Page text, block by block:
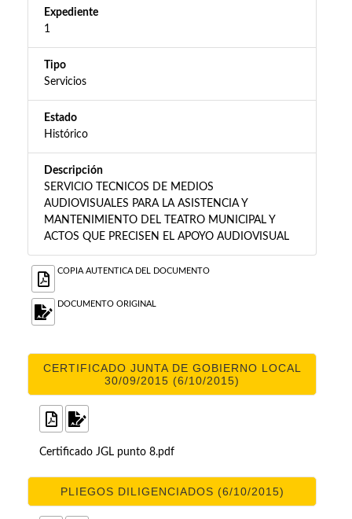
Expediente
1
Tipo
Servicios
Estado
Histórico
Descripción
SERVICIO TECNICOS DE MEDIOS
AUDIOVISUALES PARA LA ASISTENCIA Y
MANTENIMIENTO DEL TEATRO MUNICIPAL Y
ACTOS QUE PRECISEN EL APOYO AUDIOVISUAL
COPIA AUTENTICA DEL DOCUMENTO
DOCUMENTO ORIGINAL
CERTIFICADO JUNTA DE GOBIERNO LOCAL
30/09/2015 (6/10/2015)
Certificado JGL punto 8.pdf
PLIEGOS DILIGENCIADOS (6/10/2015)